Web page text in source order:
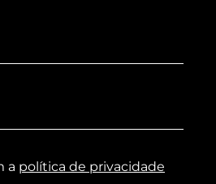
a política de privacidade